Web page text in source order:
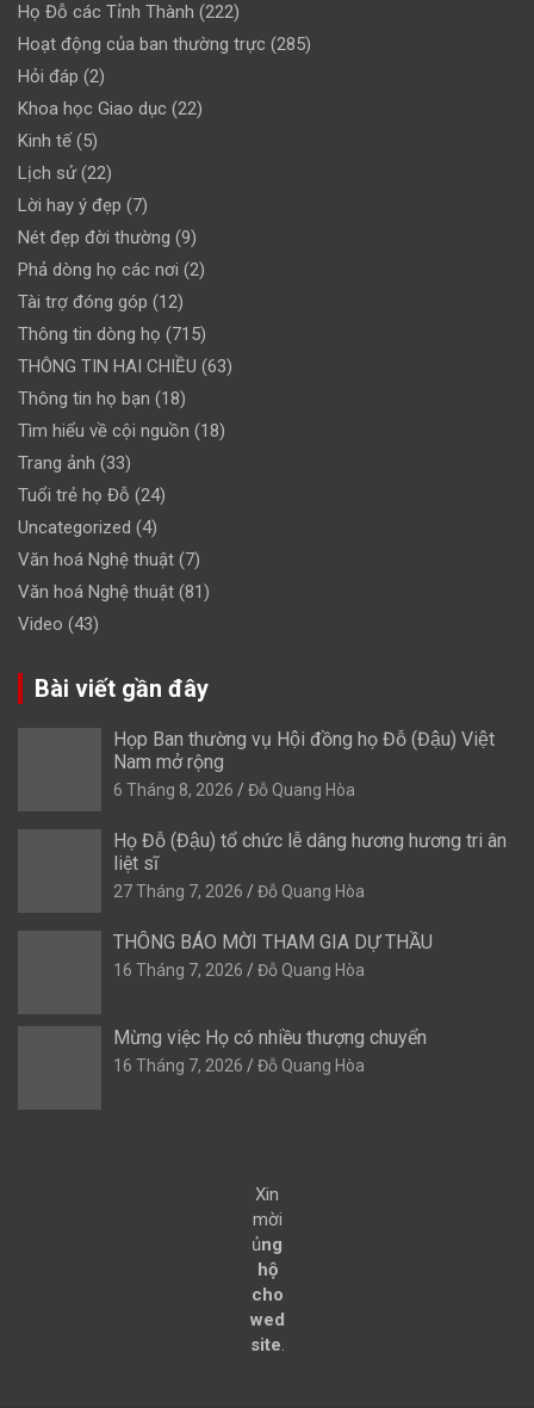
Họ Đỗ các Tỉnh Thành (222)
Hoạt động của ban thường trực (285)
Hỏi đáp (2)
Khoa học Giao dục (22)
Kinh tế(5)
Lịch sử(22)
Lời hay ý đẹp (7)
Nét đẹp đời thường (9)
Phả dòng họ các nơi (2)
Tài trợ đóng góp (12)
Thông tin dòng họ (715)
THÔNG TIN HAI CHIỀU (63)
Thông tin họ bạn (18)
Tìm hiểu về cội nguồn (18)
Trang ảnh (33)
Tuổi trẻ họ Đỗ (24)
Uncategorized (4)
Văn hoá Nghệ thuật (7)
Văn hoá Nghệ thuật (81)
Video (43)
Bài viết gần đây
Họp Ban thường vụ Hội đồng họ Đỗ (Đậu) Việt
Nam mở rộng
6 Tháng 8, 2026 Đỗ Quang Hòa
Họ Đỗ (Đậu) tổ chức lễ dâng hương hương tri ân
liệt sĩ
27 Tháng 7, 2026 Đỗ Quang Hòa
THÔNG BÁO MỜI THAM GIA DỰ THẦU
16 Tháng 7, 2026 Đỗ Quang Hòa
Mừng việc Họ có nhiều thượng chuyển
16 Tháng 7, 2026 Đỗ Quang Hòa
Xin
mời
ủng
hộ
cho
wed
site.